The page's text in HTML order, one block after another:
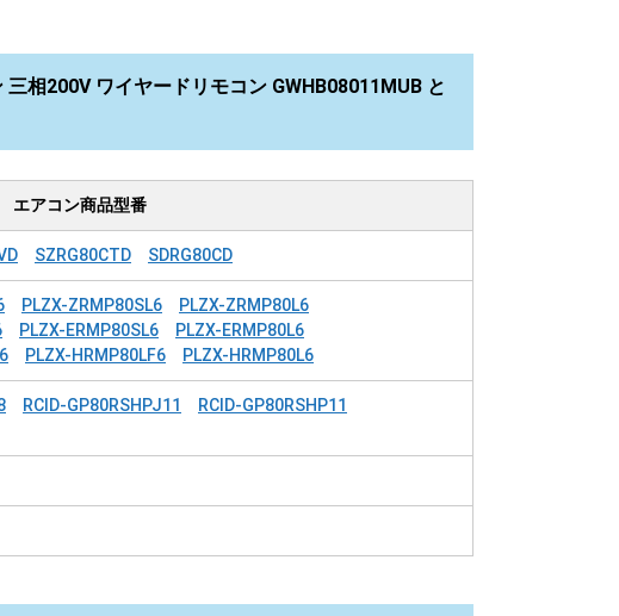
相200V ワイヤードリモコン GWHB08011MUB と
エアコン商品型番
SZRG80CTD SDRG80CD
PLZX-ZRMP80SL6
PLZX-ZRMP80L6
PLZX-ERMP80SL6
PLZX-ERMP80L6
PLZX-HRMP80LF6 PLZX-HRMP80L6
RCID-GP80RSHPJ11
RCID-GP80RSHP11